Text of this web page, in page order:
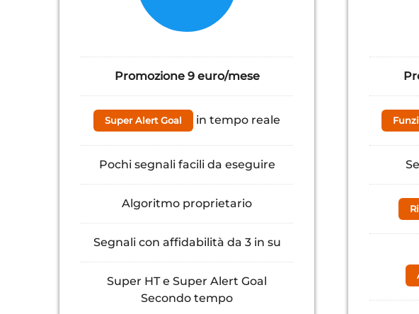
Promozione 9 euro/mese
Super Alert Goal in tempo reale
Pochi segnali facili da eseguire
Algoritmo proprietario
Segnali con affidabilità da 3 in su
Super HT e Super Alert Goal
Secondo tempo